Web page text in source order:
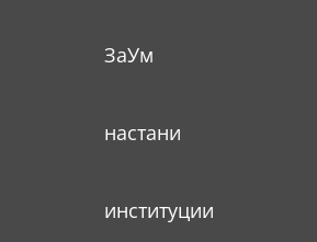
ЗаУм
настани
институции